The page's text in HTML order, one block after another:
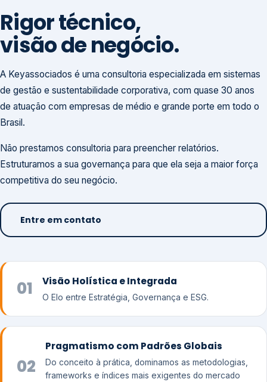
Rigor técnico,
visão de negócio.
A Keyassociados é uma consultoria especializada em sistemas
de gestão e sustentabilidade corporativa, com quase 30 anos
de atuação com empresas de médio e grande porte em todo o
Brasil.
Não prestamos consultoria para preencher relatórios.
Estruturamos a sua governança para que ela seja a maior força
competitiva do seu negócio.
Entre em contato
01 Visão Holística e Integrada
O Elo entre Estratégia, Governança e ESG.
02
Pragmatismo com Padrões Globais
Do conceito à prática, dominamos as metodologias,
frameworks e índices mais exigentes do mercado